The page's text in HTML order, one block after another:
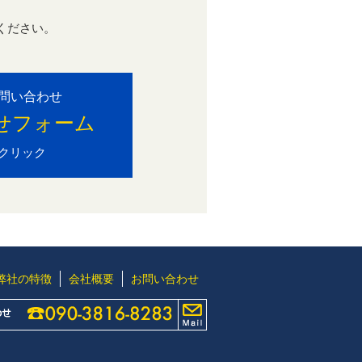
さい。
い合わせ
フォーム
リック
社の特徴 会社概要 お問い合わせ